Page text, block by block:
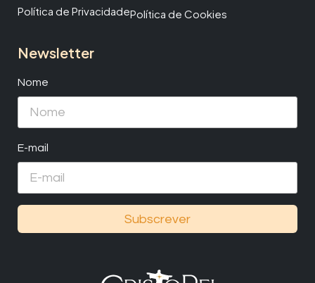
Política de PrivacidadePolítica de Cookies
Newsletter
Nome
E-mail
Subscrever